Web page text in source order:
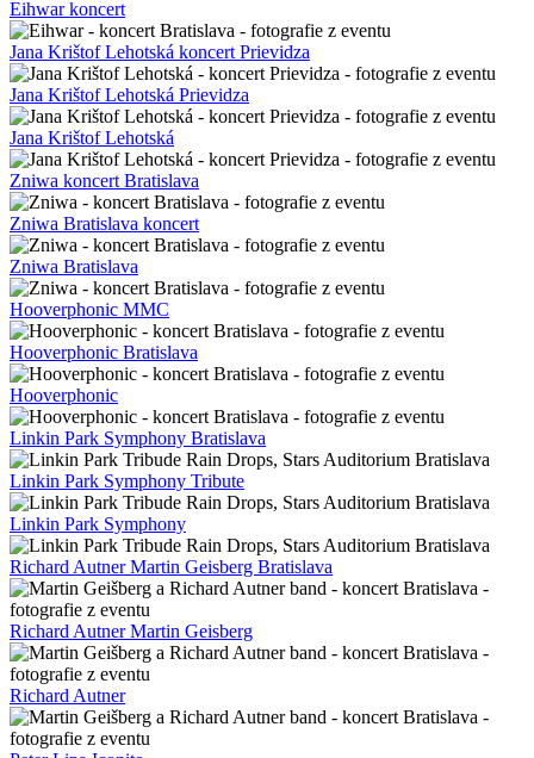
Eihwar koncert
Jana Krištof Lehotská koncert Prievidza
Jana Krištof Lehotská Prievidza
Jana Krištof Lehotská
Zniwa koncert Bratislava
Zniwa Bratislava koncert
Zniwa Bratislava
Hooverphonic MMC
Hooverphonic Bratislava
Hooverphonic
Linkin Park Symphony Bratislava
Linkin Park Symphony Tribute
Linkin Park Symphony
Richard Autner Martin Geisberg Bratislava
Richard Autner Martin Geisberg
Richard Autner